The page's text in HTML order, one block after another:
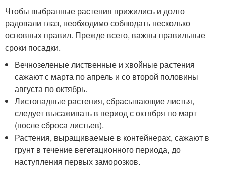
Чтобы выбранные растения прижились и долго
радовали глаз, необходимо соблюдать несколько
основных правил. Прежде всего, важны правильные
сроки посадки.
Вечнозеленые лиственные и хвойные растения
сажают с марта по апрель и со второй половины
августа по октябрь.
Листопадные растения, сбрасывающие листья,
следует высаживать в период с октября по март
(после сброса листьев).
Растения, выращиваемые в контейнерах, сажают в
грунт в течение вегетационного периода, до
наступления первых заморозков.